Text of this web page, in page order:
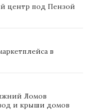
центр под Пензой
в
Ломов
и крыши домов